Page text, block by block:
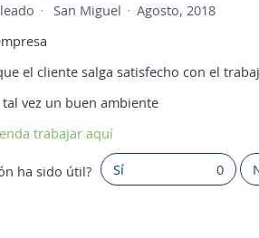
San Miguel
Agosto, 2018
el cliente salga satisfecho con el
tal vez un buen ambiente
trabajar aquí
ha sido útil? Sí 0